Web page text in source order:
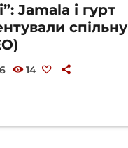
Jamala і гурт
спільну
14